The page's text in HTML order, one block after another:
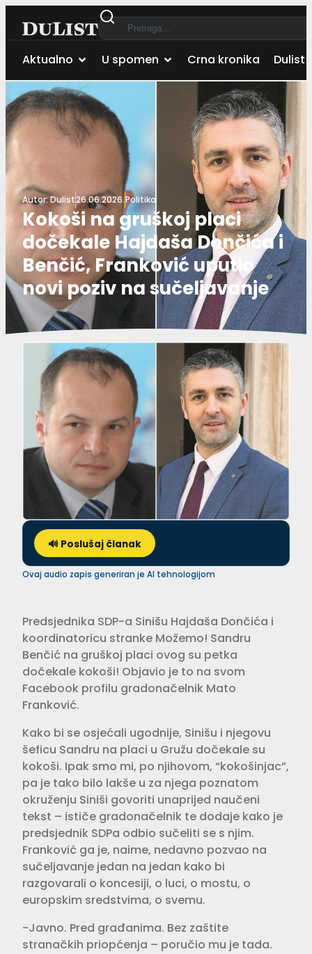
Aktualno U spomen Crna kronika Dulist
Autor:Dulist26.06.2026.Politika
Kokoši na gruškoj placi
dočekale Hajdaša Dončića i
Benčić, Franković uputio
novi poziv na sučeljavanje
🔊 Poslušaj članak
Ovaj audio zapis generiran je AI tehnologijom
Predsjednika SDP-a Sinišu Hajdaša Dončića i
koordinatoricu stranke Možemo! Sandru
Benčić na gruškoj placi ovog su petka
dočekale kokoši! Objavio je to na svom
Facebook profilu gradonačelnik Mato
Franković.
Kako bi se osjećali ugodnije, Sinišu i njegovu
šeficu Sandru na placi u Gružu dočekale su
kokoši. Ipak smo mi, po njihovom, “kokošinjac”,
pa je tako bilo lakše u za njega poznatom
okruženju Siniši govoriti unaprijed naučeni
tekst – ističe gradonačelnik te dodaje kako je
predsjednik SDPa odbio sučeliti se s njim.
Franković ga je, naime, nedavno pozvao na
sučeljavanje jedan na jedan kako bi
razgovarali o koncesiji, o luci, o mostu, o
europskim sredstvima, o svemu.
-Javno. Pred građanima. Bez zaštite
stranačkih priopćenja – poručio mu je tada.